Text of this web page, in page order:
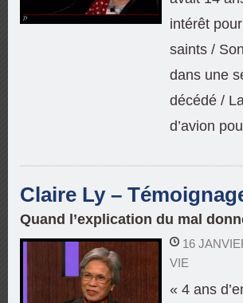
intérêt
saints /
dans une
décédé /
d’avion
Claire Ly –
Quand l’explication du mal
16
VIE
« 4 ans